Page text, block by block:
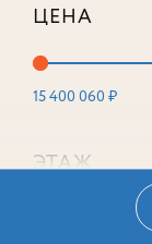
ЦЕНА
15 400 060 ₽
ЭТАЖ